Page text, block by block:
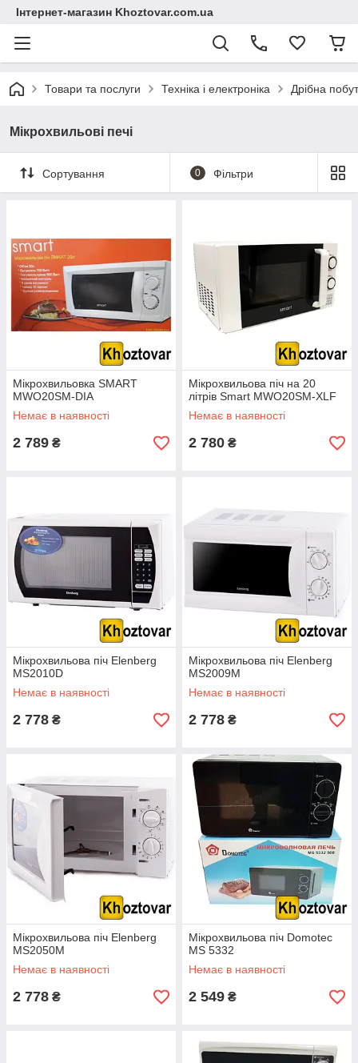
Інтернет-магазин Khoztovar.com.ua
Товари та послуги Техніка і електроніка Дрібна
Мікрохвильові печі
Сортування 0 Фільтри
Мікрохвильовка SMART
MWO20SM-DIA
Немає в наявності
2 789 ₴
Мікрохвильова піч на 20
літрів Smart MWO20SM-XLF
Немає в наявності
2 780 ₴
Мікрохвильова піч Elenberg
MS2010D
Немає в наявності
2 778 ₴
Мікрохвильова піч Elenberg
MS2009M
Немає в наявності
2 778 ₴
Мікрохвильова піч Elenberg
MS2050M
Немає в наявності
2 778 ₴
Мікрохвильова піч Domotec
MS 5332
Немає в наявності
2 549 ₴